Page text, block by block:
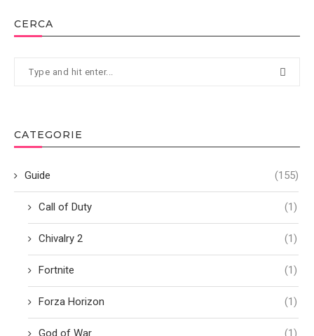
CERCA
CATEGORIE
Guide (155)
Call of Duty (1)
Chivalry 2 (1)
Fortnite (1)
Forza Horizon (1)
God of War (1)